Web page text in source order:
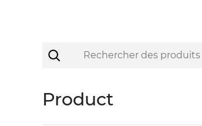
Product